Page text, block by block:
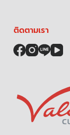
ติดตามเรา